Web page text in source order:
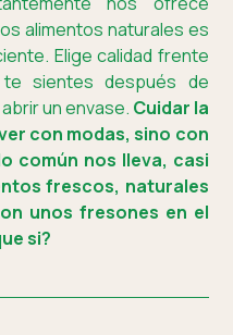
alimentos naturales es
Elige calidad frente
sientes después de
un envase. Cuidar la
con modas, sino con
común nos lleva, casi
frescos, naturales
unos fresones en el
si?